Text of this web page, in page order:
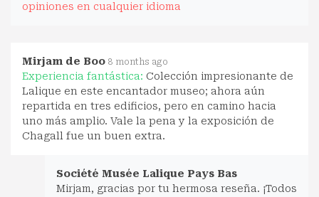
opiniones en cualquier idioma
Mirjam de Boo 8 months ago
Experiencia fantástica: Colección impresionante de
Lalique en este encantador museo; ahora aún
repartida en tres edificios, pero en camino hacia
uno más amplio. Vale la pena y la exposición de
Chagall fue un buen extra.
Société Musée Lalique Pays Bas
Mirjam, gracias por tu hermosa reseña. ¡Todos